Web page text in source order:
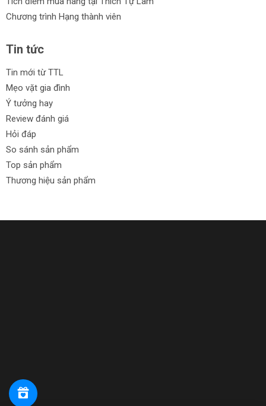
Chương trình Hạng thành viên
Tin tức
Tin mới từ TTL
Mẹo vặt gia đình
Ý tưởng hay
Review đánh giá
Hỏi đáp
So sánh sản phẩm
Top sản phẩm
Thương hiệu sản phẩm